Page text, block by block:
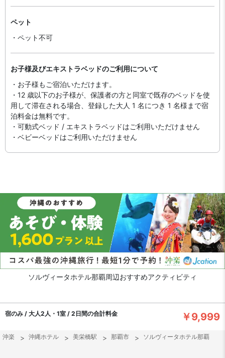
ペット
・ペット不可
お子様及びエキストラベッドのご利用について
・お子様もご宿泊いただけます。
・12 歳以下のお子様が、保護者の方と同室で既存のベッドを使
用して滞在される場合、登録した大人 1 名につき 1 名様まで宿
泊料金は無料です。
・可動式ベッド / エキストラベッドはご利用いただけません
・ベビーベッドはご利用いただけません
ソルヴィータホテル那覇周辺おすすめアクティビティ
宿のみ / 大人2人・1室 / 2日間の合計料金 ￥9,999
沖楽 沖縄ホテル 美栄橋駅 那覇市 ソルヴィータホテル那覇